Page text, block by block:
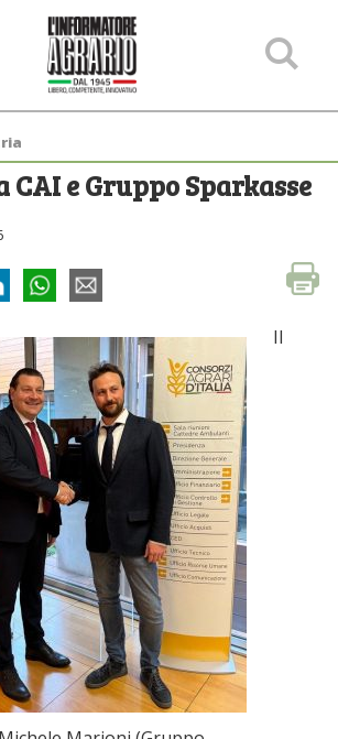
e Gruppo Sparkasse
Il